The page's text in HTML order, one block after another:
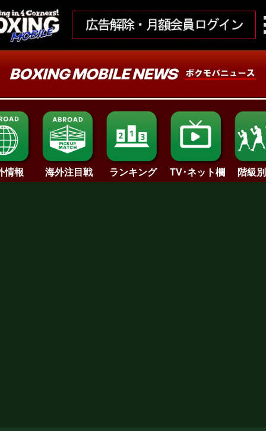
情報 海外注目戦 ランキング TV･ネット欄 階級